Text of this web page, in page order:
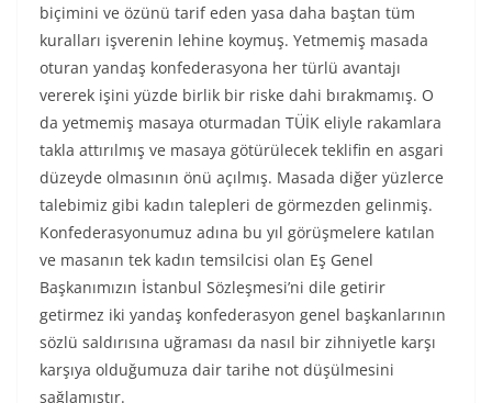
biçimini ve özünü tarif eden yasa daha baştan tüm
kuralları işverenin lehine koymuş. Yetmemiş masada
oturan yandaş konfederasyona her türlü avantajı
vererek işini yüzde birlik bir riske dahi bırakmamış. O
da yetmemiş masaya oturmadan TÜİK eliyle rakamlara
takla attırılmış ve masaya götürülecek teklifin en asgari
düzeyde olmasının önü açılmış. Masada diğer yüzlerce
talebimiz gibi kadın talepleri de görmezden gelinmiş.
Konfederasyonumuz adına bu yıl görüşmelere katılan
ve masanın tek kadın temsilcisi olan Eş Genel
Başkanımızın İstanbul Sözleşmesi’ni dile getirir
getirmez iki yandaş konfederasyon genel başkanlarının
sözlü saldırısına uğraması da nasıl bir zihniyetle karşı
karşıya olduğumuza dair tarihe not düşülmesini
sağlamıştır.